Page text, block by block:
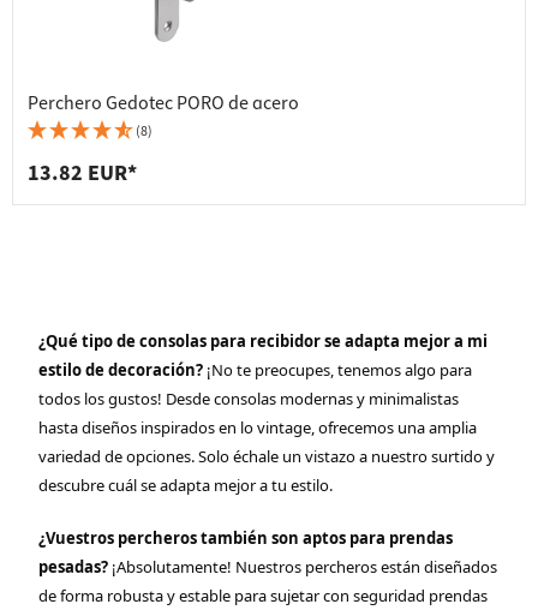
Perchero Gedotec PORO de acero
(8)
13.82 EUR*
¿Qué tipo de consolas para recibidor se adapta mejor a mi
estilo de decoración? ¡No te preocupes, tenemos algo para
todos los gustos! Desde consolas modernas y minimalistas
hasta diseños inspirados en lo vintage, ofrecemos una amplia
variedad de opciones. Solo échale un vistazo a nuestro surtido y
descubre cuál se adapta mejor a tu estilo.
¿Vuestros percheros también son aptos para prendas
pesadas? ¡Absolutamente! Nuestros percheros están diseñados
de forma robusta y estable para sujetar con seguridad prendas